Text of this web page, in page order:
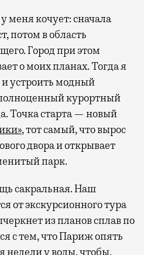
потом в область
Город при этом
о моих планах. Тогда я
устроить модный
курортный
Точка старта — новый
, тот самый, что вырос
двора и открывает
парк.
сакральная. Наш
от экскурсионного тура
из планов сплав по
с тем, что Париж опять
недели у воды, чтобы,